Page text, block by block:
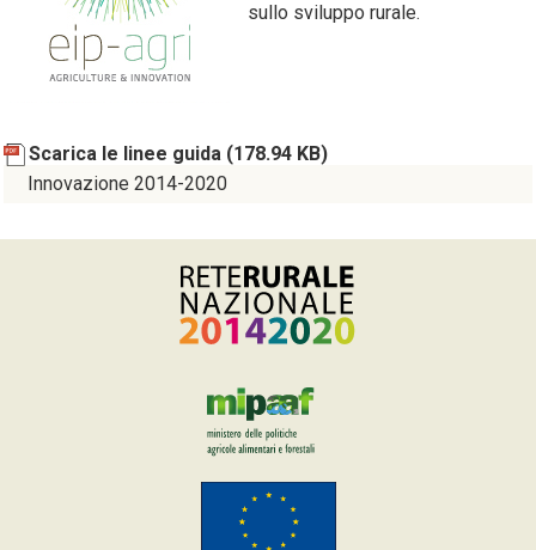
sullo sviluppo rurale.
Scarica le linee guida (178.94 KB)
Innovazione 2014-2020